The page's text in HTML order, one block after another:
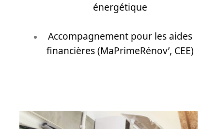
énergétique
Accompagnement pour les aides
financières (MaPrimeRénov’, CEE)